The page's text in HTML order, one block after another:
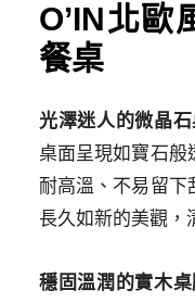
數
量
O’IN北歐
餐桌
光澤迷人的微晶石
桌面呈現如寶石般
耐高溫、 不易留下
長久如新的美觀，
穩固溫潤的實木桌